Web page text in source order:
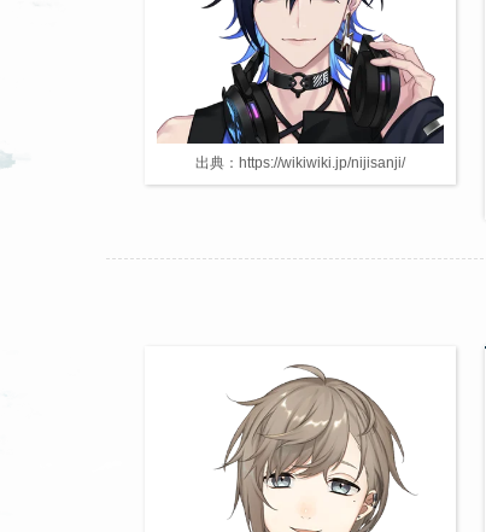
出典：https://wikiwiki.jp/nijisanji/